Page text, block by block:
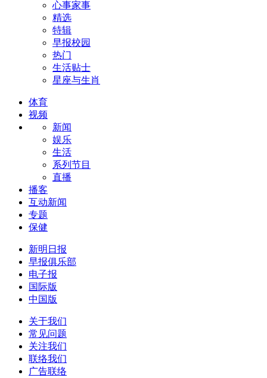
心事家事
精选
特辑
早报校园
热门
生活贴士
星座与生肖
体育
视频
新闻
娱乐
生活
系列节目
直播
播客
互动新闻
专题
保健
新明日报
早报俱乐部
电子报
国际版
中国版
关于我们
常见问题
关注我们
联络我们
广告联络